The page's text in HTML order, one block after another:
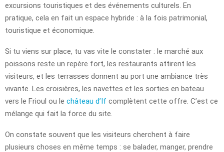
excursions touristiques et des événements culturels. En
pratique, cela en fait un espace hybride : à la fois patrimonial,
touristique et économique.
Si tu viens sur place, tu vas vite le constater : le marché aux
poissons reste un repère fort, les restaurants attirent les
visiteurs, et les terrasses donnent au port une ambiance très
vivante. Les croisières, les navettes et les sorties en bateau
vers le Frioul ou le château d’If complètent cette offre. C’est ce
mélange qui fait la force du site.
On constate souvent que les visiteurs cherchent à faire
plusieurs choses en même temps : se balader, manger, prendre